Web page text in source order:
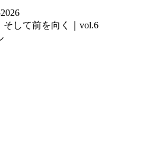
して前を向く｜vol.6